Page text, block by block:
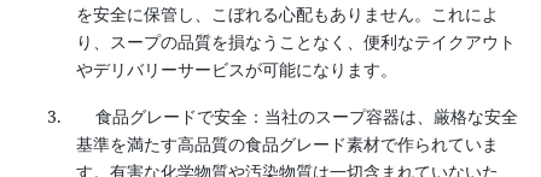
を安全に保管し、こぼれる心配もありません。これによ
り、スープの品質を損なうことなく、便利なテイクアウト
やデリバリーサービスが可能になります。
3.
食品グレードで安全：当社のスープ容器は、厳格な安全
基準を満たす高品質の食品グレード素材で作られていま
す。有害な化学物質や汚染物質は一切含まれていないた